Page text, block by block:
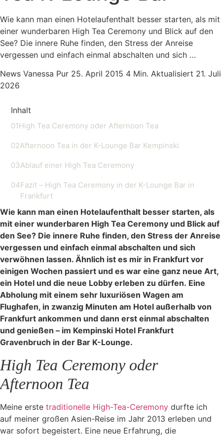
Wie kann man einen Hotelaufenthalt besser starten, als mit
einer wunderbaren High Tea Ceremony und Blick auf den
See? Die innere Ruhe finden, den Stress der Anreise
vergessen und einfach einmal abschalten und sich …
News Vanessa Pur 25. April 2015 4 Min. Aktualisiert 21. Juli
2026
Inhalt
01High Tea Ceremony oder Afternoon Tea
02Afternoon Tea in der K-Lounge Bar Kempinski
03Ablauf einer High Tea Ceremony
04Fazit – High Tea Ceremony in der K-Lounge Bar in
Frankfurt
Wie kann man einen Hotelaufenthalt besser starten, als
mit einer wunderbaren High Tea Ceremony und Blick auf
den See? Die innere Ruhe finden, den Stress der Anreise
vergessen und einfach einmal abschalten und sich
verwöhnen lassen. Ähnlich ist es mir in Frankfurt vor
einigen Wochen passiert und es war eine ganz neue Art,
ein Hotel und die neue Lobby erleben zu dürfen. Eine
Abholung mit einem sehr luxuriösen Wagen am
Flughafen, in zwanzig Minuten am Hotel außerhalb von
Frankfurt ankommen und dann erst einmal abschalten
und genießen – im Kempinski Hotel Frankfurt
Gravenbruch in der Bar K-Lounge.
High Tea Ceremony oder
Afternoon Tea
Meine erste traditionelle High-Tea-Ceremony durfte ich
auf meiner großen Asien-Reise im Jahr 2013 erleben und
war sofort begeistert. Eine neue Erfahrung, die